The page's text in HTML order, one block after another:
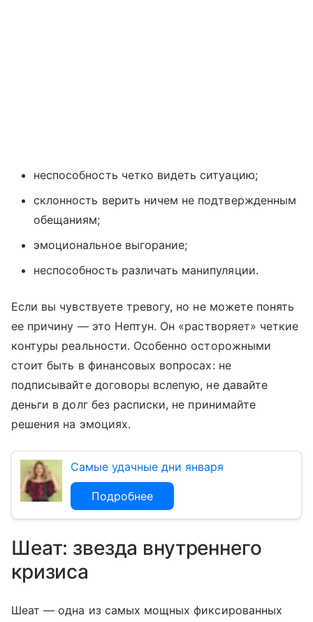
неспособность четко видеть ситуацию;
склонность верить ничем не подтвержденным
обещаниям;
эмоциональное выгорание;
неспособность различать манипуляции.
Если вы чувствуете тревогу, но не можете понять
ее причину — это Нептун. Он «растворяет» четкие
контуры реальности. Особенно осторожными
стоит быть в финансовых вопросах: не
подписывайте договоры вслепую, не давайте
деньги в долг без расписки, не принимайте
решения на эмоциях.
Самые удачные дни января
Подробнее
Шеат: звезда внутреннего
кризиса
Шеат — одна из самых мощных фиксированных